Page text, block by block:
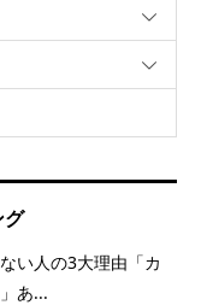
グ
い人の3大理由「カ
あ...